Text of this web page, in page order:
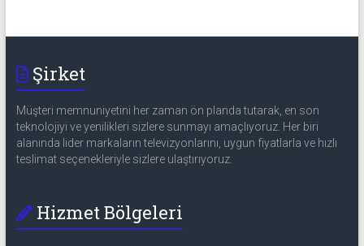
Şirket
Müşteri memnuniyetini her zaman ön planda tutarak, en son
teknolojiyi ve yenilikleri sizlere sunmayı amaçlıyoruz. Her biri
alanında lider markaların televizyonlarını, uygun fiyatlarla ve hızlı
teslimat seçenekleriyle sizlere ulaştırıyoruz.
Hizmet Bölgeleri